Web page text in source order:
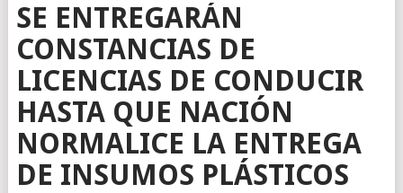
SE ENTREGARÁN
CONSTANCIAS DE
LICENCIAS DE CONDUCIR
HASTA QUE NACIÓN
NORMALICE LA ENTREGA
DE INSUMOS PLÁSTICOS